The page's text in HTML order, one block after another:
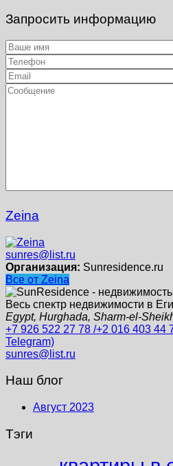
Запросить информацию
Zeina
sunres@list.ru
Организация: Sunresidence.ru
Все от Zeina
Весь спектр недвижимости в
Egypt, Hurghada, Sharm-el-
+7 926 522 27 78 /+2 016 403 44
Telegram)
sunres@list.ru
Наш блог
Август 2023
Тэги